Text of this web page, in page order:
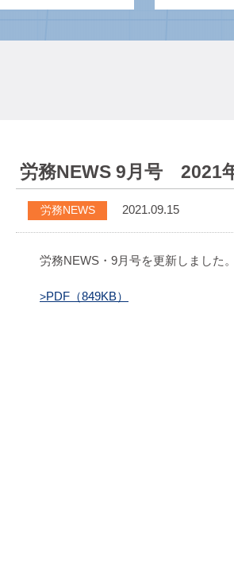
労務NEWS 9月号 2021
労務NEWS 2021.09.15
労務NEWS・9月号を更新しました
PDF（849KB）